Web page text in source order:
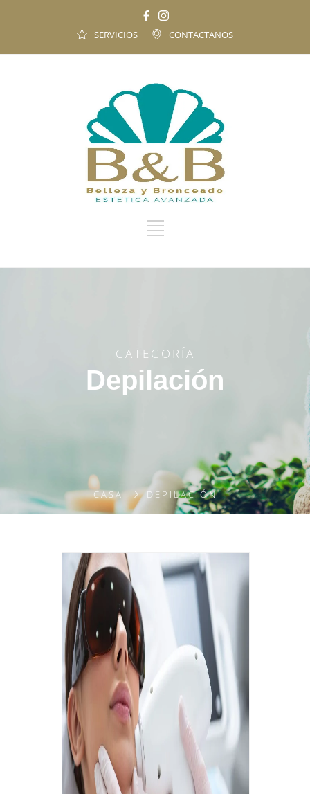
CONTACTANOS
SERVICIOS
CATEGORÍA
Depilación
CASA DEPILACIÓN